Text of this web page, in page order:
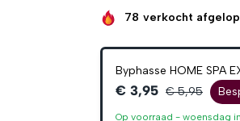
78 verkocht
Byphasse HOME SPA
€ 3,95 € 5,95
Op voorraad - woensdag